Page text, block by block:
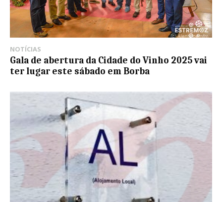
NOTÍCIAS
Gala de abertura da Cidade do Vinho 2025 vai
ter lugar este sábado em Borba